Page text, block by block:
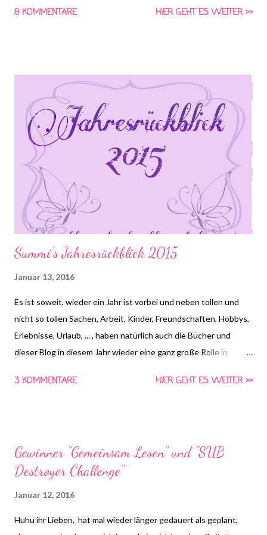
Freundschaften geschlossen. Auch ich wollte unbedingt die
immerhin 70 Bücher gebracht, was ich doch schon super finde :)
Aber genug geplappert, hier die 70 gelesenen Bücher:
8 KOMMENTARE HIER GEHT ES WEITER >>
Summi's Jahresrückblick 2015
Januar 13, 2016
Es ist soweit, wieder ein Jahr ist vorbei und neben tollen und
nicht so tollen Sachen, Arbeit, Kinder, Freundschaften, Hobbys,
Erlebnisse, Urlaub, ... , haben natürlich auch die Bücher und
dieser Blog in diesem Jahr wieder eine ganz große Rolle in
meinen buchigen Jahresrückblick der schlunzigen Art :) 100
2015 soooooooooooooooo viel anderes im Kopf... Andere
Hobbys, Arbeit, dies und das uns jenes, da kam ich einfach nicht
Trotzdem hab ich 50 geschafft. Weit unter dem, was ich
schaffen wollte, aber immernoch absolut akzeptabel finde ich.
3 KOMMENTARE HIER GEHT ES WEITER >>
Gewinner "Gemeinsam Lesen" und "SUB
Destroyer Challenge"
Januar 12, 2016
Huhu ihr Lieben, hat mal wieder länger gedauert als geplant,